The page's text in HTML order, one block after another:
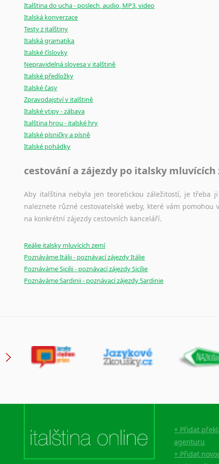
Italština do ucha - poslech, audio, MP3, video
Italská konverzace
Testy z italštiny
Italská gramatika
Italské číslovky
Nepravidelná slovesa v italštině
Italské předložky
Italské časy
Zpravodajství v italštině
Italské vtipy - zábava
Italština hrou - italské hry
Italské písničky a písně
Italské pohádky
cestování a zájezdy po italsky mluvících
Aby italština nebyla jen teoretickou záležitostí, je třeba
naleznete různé cestovatelské weby, které vám
na konkrétní zájezdy cestovních kanceláří.
Reálie italsky mluvících zemí
Poznáváme Itálii - poznávací zájezdy Itálie
Poznáváme Sicilii - poznávací zájezdy Sicílie
Poznáváme Sardinii - poznávací zájezdy Sardinie
+ Přidat
agenturu
+ Přidat